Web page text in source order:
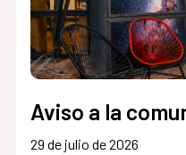
Aviso a la
29 de julio de 2026